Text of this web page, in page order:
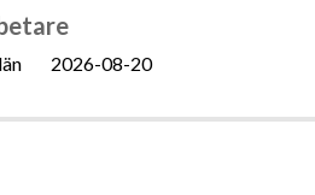
2026-08-20